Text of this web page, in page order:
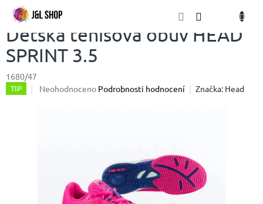
Přejít
obsah
Dětská tenisová obuv HEAD
SPRINT 3.5
1680/47
TIP
Průměrné
Neohodnoceno Podrobnosti hodnocení Značka: Head